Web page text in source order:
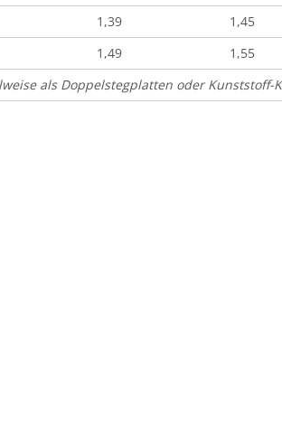
als Doppelstegplatten oder
1,39 1,45
1,49 1,55